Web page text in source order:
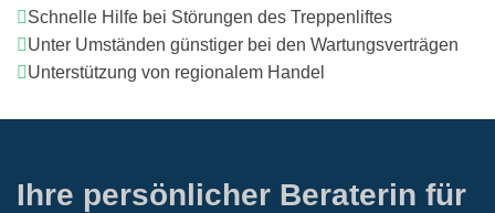
Schnelle Hilfe bei Störungen des Treppenliftes
Unter Umständen günstiger bei den Wartungsverträgen
Unterstützung von regionalem Handel
Ihre persönlicher Beraterin für